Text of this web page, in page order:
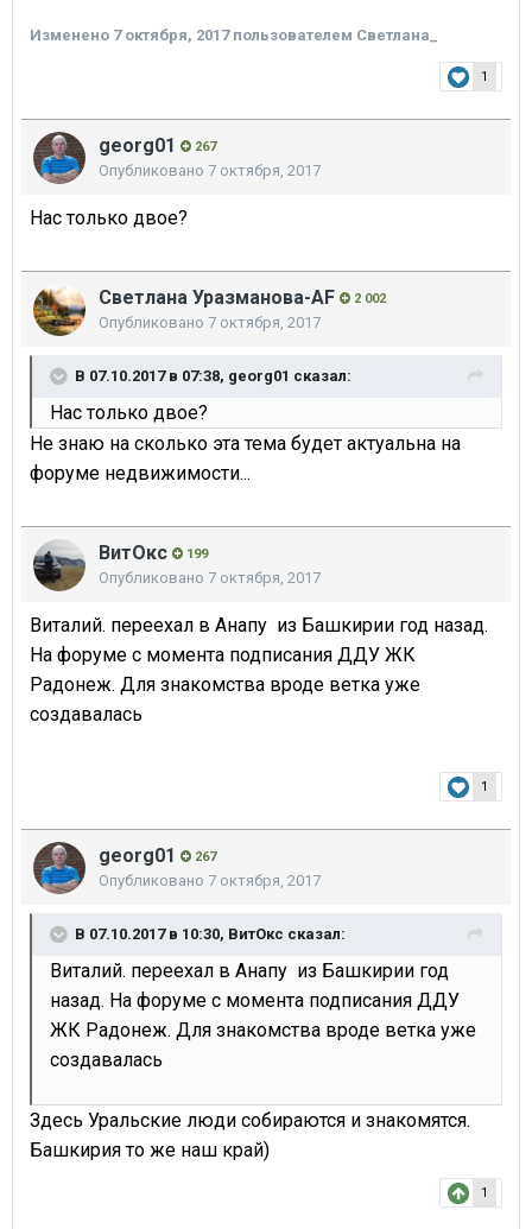
Изменено 7 октября, 2017пользователем Светлана_
1
georg01 267
Опубликовано 7 октября, 2017
Нас только двое?
Светлана Уразманова-AF 2 002
Опубликовано 7 октября, 2017
В 07.10.2017 в 07:38, georg01 сказал:
Нас только двое?
Не знаю на сколько эта тема будет актуальна на
форуме недвижимости...
ВитОкс 199
Опубликовано 7 октября, 2017
Виталий. переехал в Анапу из Башкирии год назад.
На форуме с момента подписания ДДУ ЖК
Радонеж. Для знакомства вроде ветка уже
создавалась
1
georg01 267
Опубликовано 7 октября, 2017
В 07.10.2017 в 10:30, ВитОкс сказал:
Виталий. переехал в Анапу из Башкирии год
назад. На форуме с момента подписания ДДУ
ЖК Радонеж. Для знакомства вроде ветка уже
создавалась
Здесь Уральские люди собираются и знакомятся.
Башкирия то же наш край)
1